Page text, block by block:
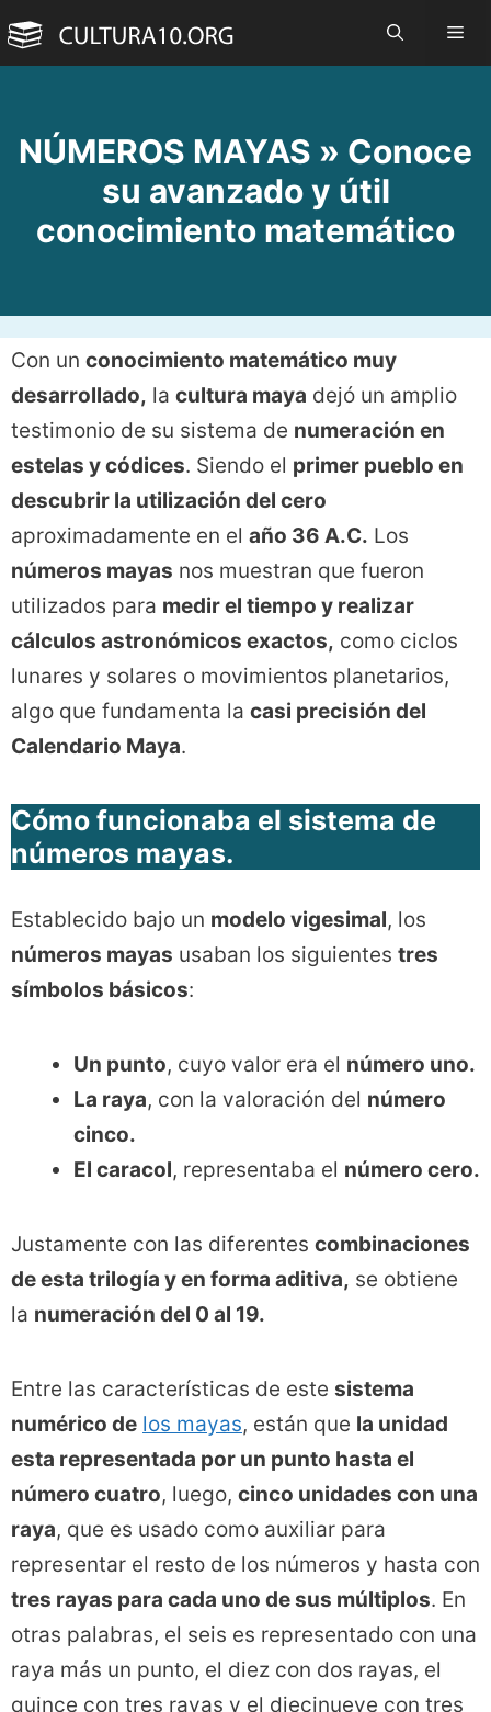
Saltar
al
NÚMEROS MAYAS » Conoce
su avanzado y útil
conocimiento matemático
Con un conocimiento matemático muy
desarrollado, la cultura maya dejó un amplio
testimonio de su sistema de numeración en
estelas y códices. Siendo el primer pueblo en
descubrir la utilización del cero
aproximadamente en el año 36 A.C. Los
números mayas nos muestran que fueron
utilizados para medir el tiempo y realizar
cálculos astronómicos exactos, como ciclos
lunares y solares o movimientos planetarios,
algo que fundamenta la casi precisión del
Calendario Maya.
Cómo funcionaba el sistema de
números mayas.
Establecido bajo un modelo vigesimal, los
números mayas usaban los siguientes tres
símbolos básicos:
Un punto, cuyo valor era el número uno.
La raya, con la valoración del número
cinco.
El caracol, representaba el número cero.
Justamente con las diferentes combinaciones
de esta trilogía y en forma aditiva, se obtiene
la numeración del 0 al 19.
Entre las características de este sistema
numérico de los mayas, están que la unidad
esta representada por un punto hasta el
número cuatro, luego, cinco unidades con una
raya, que es usado como auxiliar para
representar el resto de los números y hasta con
tres rayas para cada uno de sus múltiplos. En
otras palabras, el seis es representado con una
raya más un punto, el diez con dos rayas, el
quince con tres rayas y el diecinueve con tres